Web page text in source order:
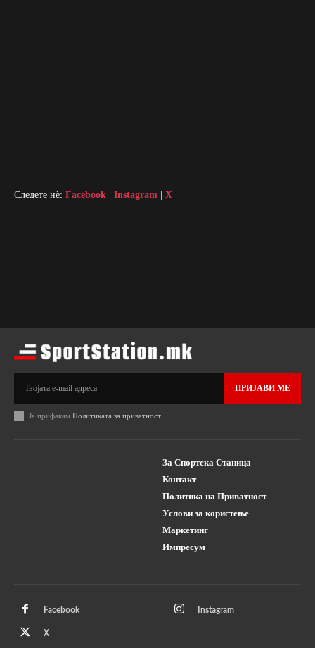
Следете нè: Facebook Instagram X
ПРИЈАВИ МЕ
Ја прифаќам Политиката за приватност.
За Спортска Станица
Контакт
Политика на Приватност
Услови за користење
Маркетинг
Импресум
Facebook Instagram
X